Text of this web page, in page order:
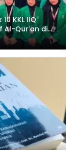
KKL IIQ
Qur’an di